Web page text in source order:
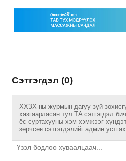
Сэтгэгдэл (0)
ХХЗХ-ны журмын дагуу зүй
хязгаарласан тул ТА сэтгэгдэл
ёс суртахууны хэм хэмжээг
зөрчсөн сэтгэгдэлийг админ устгах